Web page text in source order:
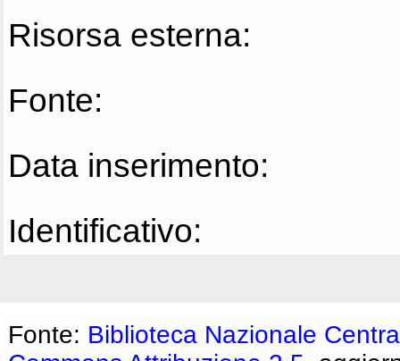
Risorsa esterna:
Fonte:
Data inserimento:
Identificativo:
Fonte: Biblioteca Nazionale